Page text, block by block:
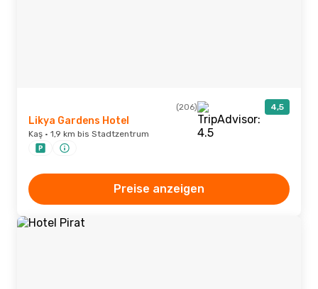
(206) 4,5
Likya Gardens Hotel
Kaş · 1,9 km bis Stadtzentrum
Preise anzeigen